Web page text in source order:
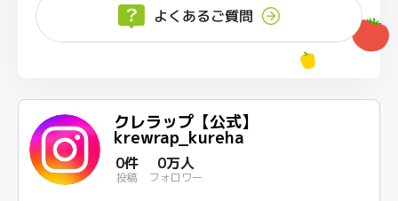
よくあるご質問
クレラップ【公式】
krewrap_kureha
0件
投稿
0万人
フォロワー